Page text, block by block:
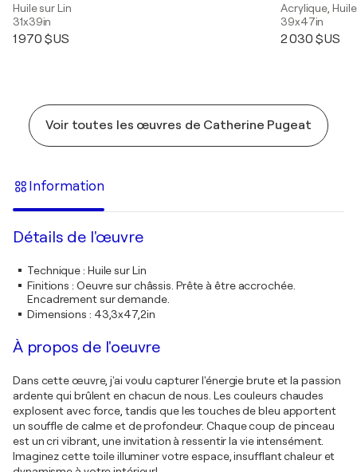
Huile sur Lin
31x39in
1 970 $US
Acrylique,
39x47in
2 030 $US
Voir toutes les œuvres de Catherine Pugeat
Information
Détails de l'œuvre
Technique: Huile sur Lin
Finitions : Oeuvre sur châssis. Prête à être accrochée.
Encadrement sur demande.
Dimensions : 43,3x47,2in
À propos de l'oeuvre
Dans cette œuvre, j'ai voulu capturer l'énergie brute et la passion
ardente qui brûlent en chacun de nous. Les couleurs chaudes
explosent avec force, tandis que les touches de bleu apportent
un souffle de calme et de profondeur. Chaque coup de pinceau
est un cri vibrant, une invitation à ressentir la vie intensément.
Imaginez cette toile illuminer votre espace, insufflant chaleur et